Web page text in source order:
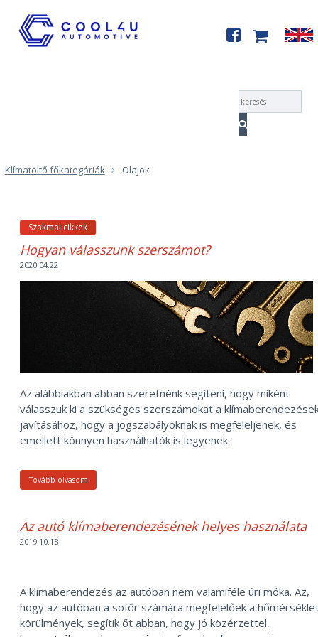
Klímatöltő főkategóriák Olajok
Kompresszor olajok
Vákuumpumpa olajok
Szakmai cikkek
Hogyan válasszunk szerszámot?
2020.04.22
Az alábbiakban abban szeretnénk segíteni, hogy miként
válasszuk ki a szükséges szerszámokat a
javításához, hogy a jogszabályoknak is megfeleljenek, és
emellett könnyen használhatók is legyenek.
Tovább olvasom
Az autó klímaberendezésének helyes használata
2019.10.18
A klímaberendezés az autóban nem valamiféle úri móka. Az,
hogy az autóban a sofőr számára megfelelőek a
körülmények, segítik őt abban, hogy jó közérzettel,